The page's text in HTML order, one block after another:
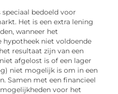
bedoeld voor
Het is een extra lening
wanneer het
hypotheek niet voldoende
resultaat zijn van een
afgelost is of een lager
niet mogelijk is om in een
Samen met een financieel
voor het